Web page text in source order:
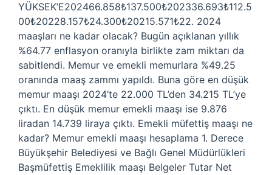
YÜKSEK’E202466.858₺137.500₺202336.693₺112.5
00₺20228.157₺24.300₺20215.571₺22. 2024
maaşları ne kadar olacak? Bugün açıklanan yıllık
%64.77 enflasyon oranıyla birlikte zam miktarı da
sabitlendi. Memur ve emekli memurlara %49.25
oranında maaş zammı yapıldı. Buna göre en düşük
memur maaşı 2024’te 22.000 TL’den 34.215 TL’ye
çıktı. En düşük memur emekli maaşı ise 9.876
liradan 14.739 liraya çıktı. Emekli müfettiş maaşı ne
kadar? Memur emekli maaşı hesaplama 1. Derece
Büyükşehir Belediyesi ve Bağlı Genel Müdürlükleri
Başmüfettiş Emeklilik maaşı Belgeler Tutar Net